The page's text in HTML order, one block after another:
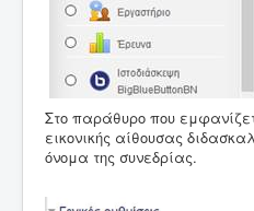
Στο παράθυρο που
εικονικής αίθουσας
όνομα της συνεδρίας.